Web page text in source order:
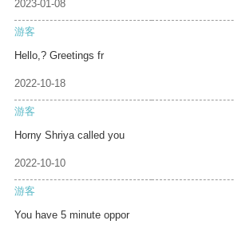
2023-01-08
游客
Hello,? Greetings fr
2022-10-18
游客
Horny Shriya called you
2022-10-10
游客
You have 5 minute oppor